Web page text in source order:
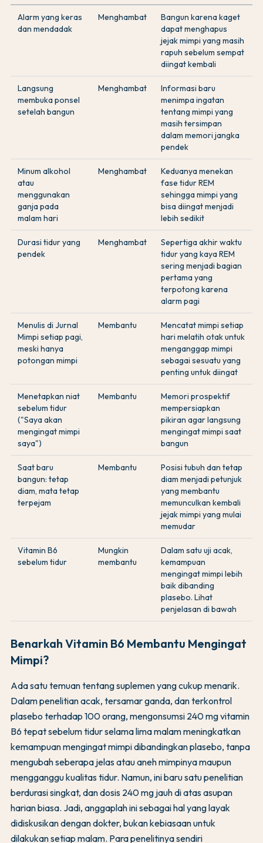
Alarm yang keras
dan mendadak
Menghambat
Bangun karena kaget
dapat menghapus
jejak mimpi yang masih
rapuh sebelum sempat
diingat kembali
Langsung
membuka ponsel
setelah bangun
Menghambat
Informasi baru
menimpa ingatan
tentang mimpi yang
masih tersimpan
dalam memori jangka
pendek
Minum alkohol
atau
menggunakan
ganja pada
malam hari
Menghambat
Keduanya menekan
fase tidur REM
sehingga mimpi yang
bisa diingat menjadi
lebih sedikit
Durasi tidur yang
pendek
Menghambat
Sepertiga akhir waktu
tidur yang kaya REM
sering menjadi bagian
pertama yang
terpotong karena
alarm pagi
Menulis di Jurnal
Mimpi setiap pagi,
meski hanya
potongan mimpi
Membantu
Mencatat mimpi setiap
hari melatih otak untuk
menganggap mimpi
sebagai sesuatu yang
penting untuk diingat
Menetapkan niat
sebelum tidur
("Saya akan
mengingat mimpi
saya")
Membantu
Memori prospektif
mempersiapkan
pikiran agar langsung
mengingat mimpi saat
bangun
Saat baru
bangun: tetap
diam, mata tetap
terpejam
Membantu
Posisi tubuh dan tetap
diam menjadi petunjuk
yang membantu
memunculkan kembali
jejak mimpi yang mulai
memudar
Vitamin B6
sebelum tidur
Mungkin
membantu
Dalam satu uji acak,
kemampuan
mengingat mimpi lebih
baik dibanding
plasebo. Lihat
penjelasan di bawah
Benarkah Vitamin B6 Membantu Mengingat
Mimpi?
Ada satu temuan tentang suplemen yang cukup menarik.
Dalam penelitian acak, tersamar ganda, dan terkontrol
plasebo terhadap 100 orang, mengonsumsi 240 mg vitamin
B6 tepat sebelum tidur selama lima malam meningkatkan
kemampuan mengingat mimpi dibandingkan plasebo, tanpa
mengubah seberapa jelas atau aneh mimpinya maupun
mengganggu kualitas tidur. Namun, ini baru satu penelitian
berdurasi singkat, dan dosis 240 mg jauh di atas asupan
harian biasa. Jadi, anggaplah ini sebagai hal yang layak
didiskusikan dengan dokter, bukan kebiasaan untuk
dilakukan setiap malam. Para penelitinya sendiri